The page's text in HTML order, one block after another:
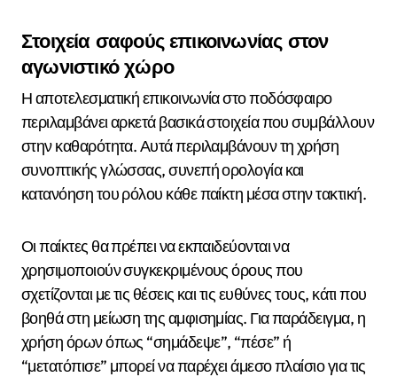
Στοιχεία σαφούς επικοινωνίας στον
αγωνιστικό χώρο
Η αποτελεσματική επικοινωνία στο ποδόσφαιρο
περιλαμβάνει αρκετά βασικά στοιχεία που συμβάλλουν
στην καθαρότητα. Αυτά περιλαμβάνουν τη χρήση
συνοπτικής γλώσσας, συνεπή ορολογία και
κατανόηση του ρόλου κάθε παίκτη μέσα στην τακτική.
Οι παίκτες θα πρέπει να εκπαιδεύονται να
χρησιμοποιούν συγκεκριμένους όρους που
σχετίζονται με τις θέσεις και τις ευθύνες τους, κάτι που
βοηθά στη μείωση της αμφισημίας. Για παράδειγμα, η
χρήση όρων όπως “σημάδεψε”, “πέσε” ή
“μετατόπισε” μπορεί να παρέχει άμεσο πλαίσιο για τις